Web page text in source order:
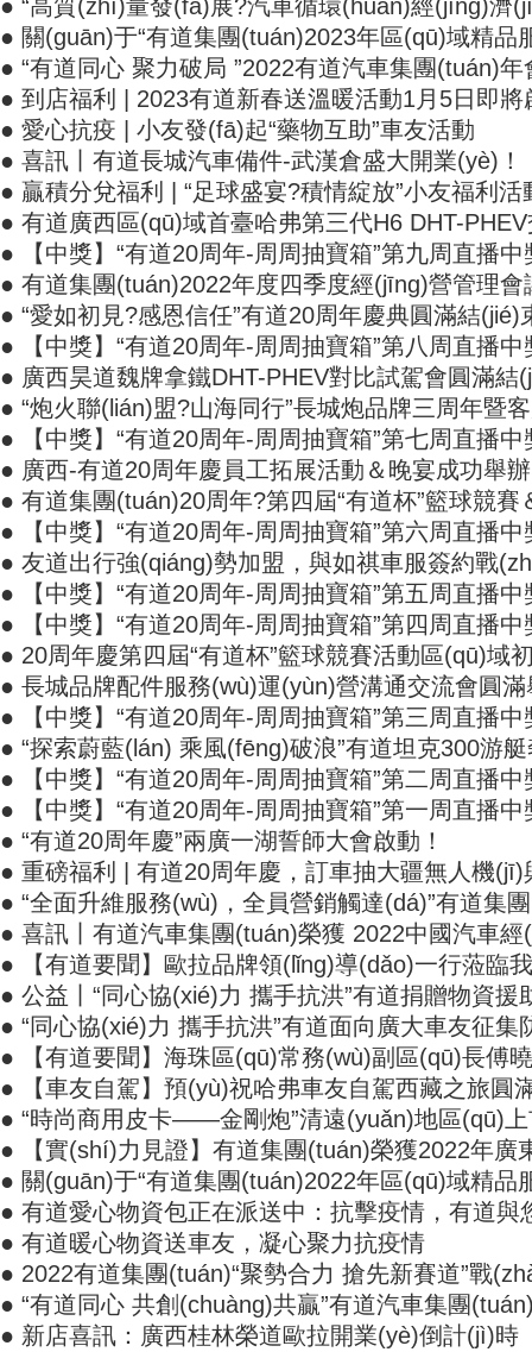
● “高質(zhì)量發(fā)展?汽車循環(huán)經(jīng)濟
● 關(guān)于“有道集團(tuán)2023年區(qū)域精品
● “有道同心 聚力破局 ”2022有道汽車集團(tuán)年
● 到店福利 | 2023有道新春送溫暖活動1月5日即將
● 愛心抗疫 | 小友發(fā)起“藥物互助”車友活動
● 喜訊丨有道長城汽車備件-武漢倉盛大開業(yè)！
● 贏積分兌福利 | “足球盛宴?積情綻放”小友福利活
● 有道廣西區(qū)域首臺哈弗第三代H6 DHT-
● 【中獎】“有道20周年-周周抽寶箱”第九周直播中獎
● 有道集團(tuán)2022年度四季度經(jīng)營管理會議
● “愛如初見?感恩信任”有道20周年慶典圓滿結(jié)
● 【中獎】“有道20周年-周周抽寶箱”第八周直播中獎
● 廣西昊道魏牌拿鐵DHT-PHEV對比試駕會圓滿結
● “炮火聯(lián)盟?山海同行”長城炮品牌三周年暨
● 【中獎】“有道20周年-周周抽寶箱”第七周直播中獎
● 廣西-有道20周年慶員工拓展活動＆晚宴成功舉辦
● 有道集團(tuán)20周年?第四屆“有道杯”籃球競
● 【中獎】“有道20周年-周周抽寶箱”第六周直播中
● 友道出行強(qiáng)勢加盟，與如祺車服簽約戰
● 【中獎】“有道20周年-周周抽寶箱”第五周直播
● 【中獎】“有道20周年-周周抽寶箱”第四周直播中
● 20周年慶第四屆“有道杯”籃球競賽活動區(qū)域
● 長城品牌配件服務(wù)運(yùn)營溝通交流會圓滿
● 【中獎】“有道20周年-周周抽寶箱”第三周直播中獎名
● “探索蔚藍(lán) 乘風(fēng)破浪”有道坦克300游
● 【中獎】“有道20周年-周周抽寶箱”第二周直播中獎
● 【中獎】“有道20周年-周周抽寶箱”第一周直播中
● “有道20周年慶”兩廣一湖誓師大會啟動！
● 重磅福利 | 有道20周年慶，訂車抽大疆無人機(jī)
● “全面升維服務(wù)，全員營銷觸達(dá)”有道集
● 喜訊丨有道汽車集團(tuán)榮獲 2022中國汽車
● 【有道要聞】歐拉品牌領(lǐng)導(dǎo)一行蒞臨
● 公益丨“同心協(xié)力 攜手抗洪”有道捐贈物資
● “同心協(xié)力 攜手抗洪”有道面向廣大車友征
● 【有道要聞】海珠區(qū)常務(wù)副區(qū)長傅
● 【車友自駕】預(yù)祝哈弗車友自駕西藏之旅圓滿成
● “時尚商用皮卡——金剛炮”清遠(yuǎn)地區(qū)上
● 【實(shí)力見證】有道集團(tuán)榮獲2022年廣
● 關(guān)于“有道集團(tuán)2022年區(qū)域精品
● 有道愛心物資包正在派送中：抗擊疫情，有道與
● 有道暖心物資送車友，凝心聚力抗疫情
● 2022有道集團(tuán)“聚勢合力 搶先新賽道”戰
● “有道同心 共創(chuàng)共贏”有道汽車集團
● 新店喜訊：廣西桂林榮道歐拉開業(yè)倒計(jì)時